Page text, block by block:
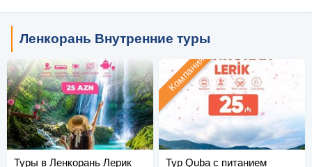
Ленкорань Внутренние туры
Туры в Ленкорань Лерик Тур Quba с питанием
Компания